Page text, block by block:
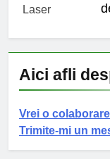
Aici afli
Vrei o
Trimite-mi un